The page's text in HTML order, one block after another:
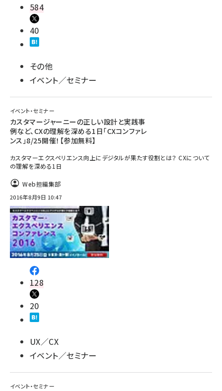
584
40
その他
イベント／セミナー
イベント・セミナー
カスタマージャーニーの正しい設計と実践事
例など、CXの理解を深める1日「CXコンファレ
ンス」8/25開催！【参加無料】
カスタマーエクスペリエンス向上にデジタルが果たす役割とは？ CXについて
の理解を深める1日
Web担編集部
2016年8月9日 10:47
128
20
UX／CX
イベント／セミナー
イベント・セミナー